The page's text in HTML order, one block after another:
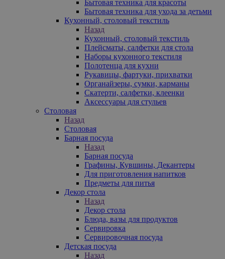
Бытовая техника для красоты
Бытовая техника для ухода за детьми
Кухонный, столовый текстиль
Назад
Кухонный, столовый текстиль
Плейсматы, салфетки для стола
Наборы кухонного текстиля
Полотенца для кухни
Рукавицы, фартуки, прихватки
Органайзеры, сумки, карманы
Скатерти, салфетки, клеенки
Аксессуары для стульев
Столовая
Назад
Столовая
Барная посуда
Назад
Барная посуда
Графины, Кувшины, Декантеры
Для приготовления напитков
Предметы для питья
Декор стола
Назад
Декор стола
Блюда, вазы для продуктов
Сервировка
Сервировочная посуда
Детская посуда
Назад